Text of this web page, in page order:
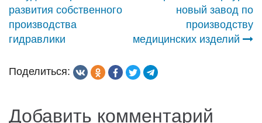
по
записям
развития собственного
производства
гидравлики
новый завод по
производству
медицинских изделий
Поделиться:
Добавить комментарий